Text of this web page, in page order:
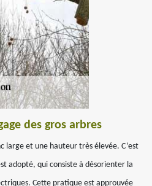
des gros arbres
large et une hauteur très élevée. C’est
adopté, qui consiste à désorienter la
Cette pratique est approuvée